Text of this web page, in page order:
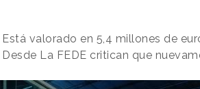
Está valorado en 5,4 millones de
Desde La FEDE critican que